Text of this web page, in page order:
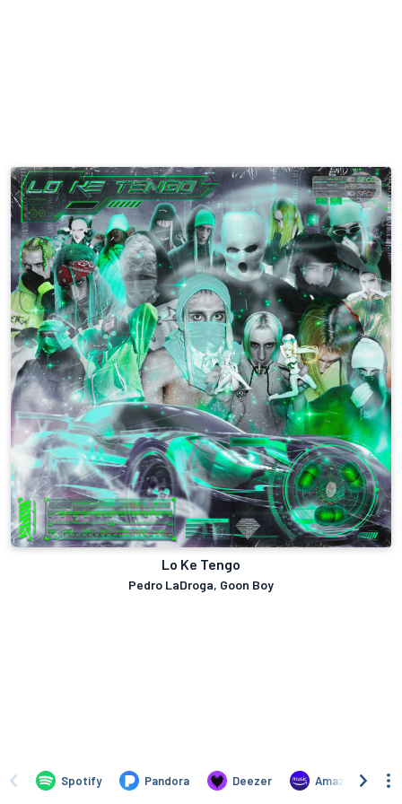
Lo Ke Tengo
Pedro LaDroga, Goon Boy
Spotify Pandora Deezer Amazon Music